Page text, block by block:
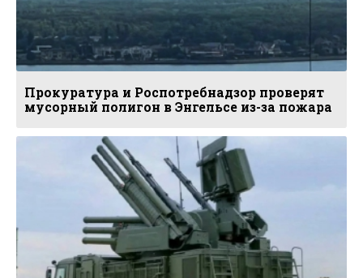
Прокуратура и Роспотребнадзор проверят
мусорный полигон в Энгельсе из-за пожара